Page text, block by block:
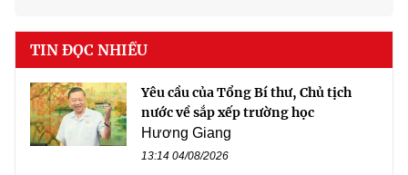
TIN ĐỌC NHIỀU
Yêu cầu của Tổng Bí thư, Chủ tịch
nước về sắp xếp trường học
Hương Giang
13:14 04/08/2026